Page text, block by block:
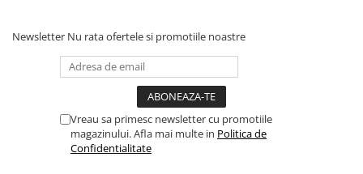
Newsletter Nu rata ofertele si promotiile noastre
Vreau sa primesc newsletter cu promotiile
magazinului. Afla mai multe in Politica de
Confidentialitate